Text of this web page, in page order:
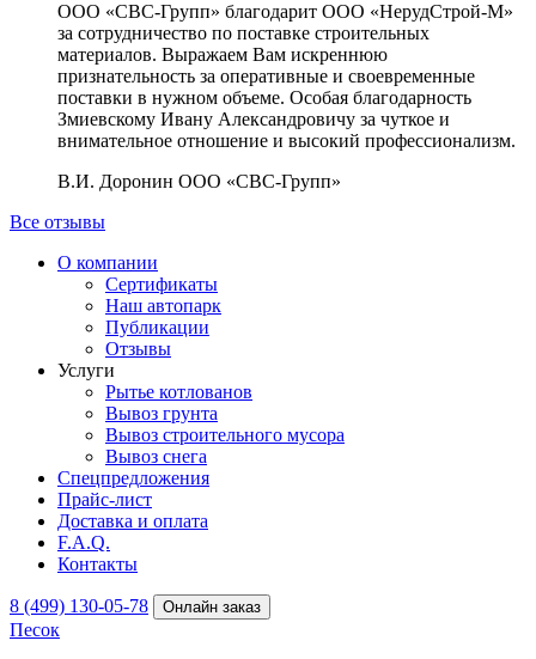
ООО «СВС-Групп» благодарит ООО «НерудСтрой-М»
за сотрудничество по поставке строительных
материалов. Выражаем Вам искреннюю
признательность за оперативные и своевременные
поставки в нужном объеме. Особая благодарность
Змиевскому Ивану Александровичу за чуткое и
внимательное отношение и высокий профессионализм.
В.И. Доронин ООО «СВС-Групп»
Все отзывы
О компании
Сертификаты
Наш автопарк
Публикации
Отзывы
Услуги
Рытье котлованов
Вывоз грунта
Вывоз строительного мусора
Вывоз снега
Спецпредложения
Прайс-лист
Доставка и оплата
F.A.Q.
Контакты
8 (499) 130-05-78 Онлайн заказ
Песок